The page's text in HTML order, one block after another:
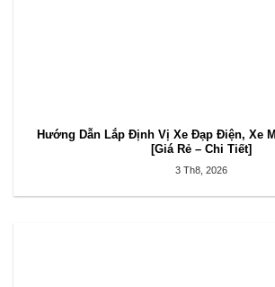
Hướng Dẫn Lắp Định Vị Xe Đạp Điện, Xe
[Giá Rẻ – Chi Tiết]
3 Th8, 2026